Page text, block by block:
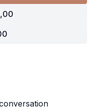
et du guerrier
je progresse